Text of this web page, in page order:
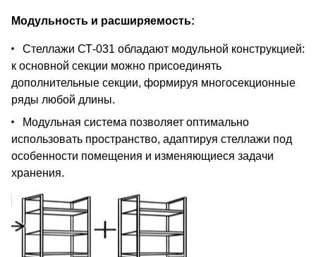
Модульность и расширяемость:
Стеллажи СТ-031 обладают модульной конструкцией:
к основной секции можно присоединять
дополнительные секции, формируя многосекционные
ряды любой длины.
Модульная система позволяет оптимально
использовать пространство, адаптируя стеллажи под
особенности помещения и изменяющиеся задачи
хранения.